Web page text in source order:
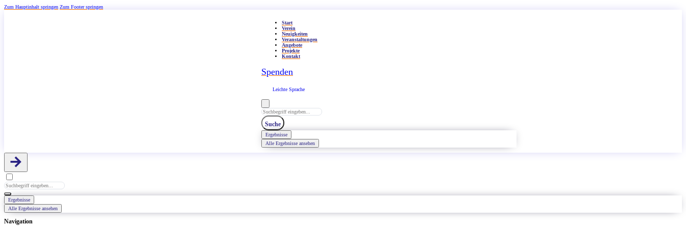
Zum Hauptinhalt springen Zum Footer springen
Start
Verein
Neuigkeiten
Veranstaltungen
Angebote
Projekte
Kontakt
Spenden
Leichte Sprache
Search
...
Suche
Ergebnisse
Alle Ergebnisse ansehen
Search
...
Ergebnisse
Alle Ergebnisse ansehen
Navigation